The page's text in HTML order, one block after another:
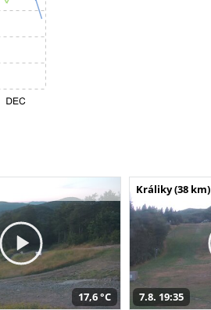
17,6 °C
Králiky (38 km)
7.8. 19:35